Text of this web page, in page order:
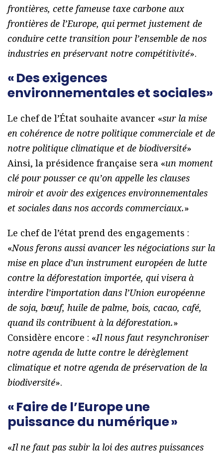
frontières, cette fameuse taxe carbone aux
frontières de l’Europe, qui permet justement de
conduire cette transition pour l’ensemble de nos
industries en préservant notre compétitivité».
« Des exigences
environnementales et sociales»
Le chef de l’État souhaite avancer «sur la mise
en cohérence de notre politique commerciale et de
notre politique climatique et de biodiversité»
Ainsi, la présidence française sera «un moment
clé pour pousser ce qu’on appelle les clauses
miroir et avoir des exigences environnementales
et sociales dans nos accords commerciaux.»
Le chef de l’état prend des engagements :
«Nous ferons aussi avancer les négociations sur la
mise en place d’un instrument européen de lutte
contre la déforestation importée, qui visera à
interdire l’importation dans l’Union européenne
de soja, bœuf, huile de palme, bois, cacao, café,
quand ils contribuent à la déforestation.»
Considère encore : «Il nous faut resynchroniser
notre agenda de lutte contre le dérèglement
climatique et notre agenda de préservation de la
biodiversité».
« Faire de l’Europe une
puissance du numérique »
«Il ne faut pas subir la loi des autres puissances